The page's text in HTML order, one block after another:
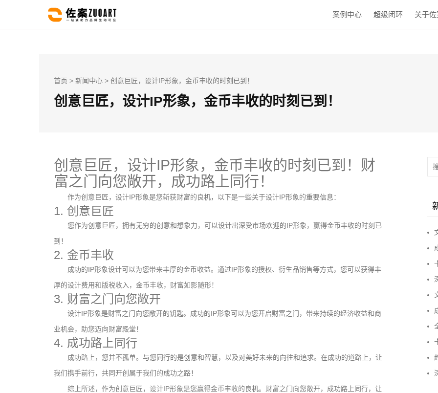
案例中心 超级闭环 关于
首页 > 新闻中心 > 创意巨匠，设计IP形象，金币丰收的时刻已到！
创意巨匠，设计IP形象，金币丰收的时刻已到！
创意巨匠，设计IP形象，金币丰收的时刻已到！财
富之门向您敞开，成功路上同行！
作为创意巨匠，设计IP形象是您斩获财富的良机，以下是一些关于设计IP形象的重要信息：
1. 创意巨匠
您作为创意巨匠，拥有无穷的创意和想象力，可以设计出深受市场欢迎的IP形象，赢得金币丰收的时刻已
到！
2. 金币丰收
成功的IP形象设计可以为您带来丰厚的金币收益。通过IP形象的授权、衍生品销售等方式，您可以获得丰
厚的设计费用和版税收入，金币丰收，财富如影随形！
3. 财富之门向您敞开
设计IP形象是财富之门向您敞开的钥匙。成功的IP形象可以为您开启财富之门，带来持续的经济收益和商
业机会，助您迈向财富殿堂！
4. 成功路上同行
成功路上，您并不孤单。与您同行的是创意和智慧，以及对美好未来的向往和追求。在成功的道路上，让
我们携手前行，共同开创属于我们的成功之路！
综上所述，作为创意巨匠，设计IP形象是您赢得金币丰收的良机。财富之门向您敞开，成功路上同行，让